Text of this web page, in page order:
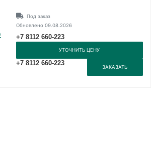
Под заказ
Обновлено 09.08.2026
+7 8112 660-223
УТОЧНИТЬ ЦЕНУ
+7 8112 660-223
ЗАКАЗАТЬ